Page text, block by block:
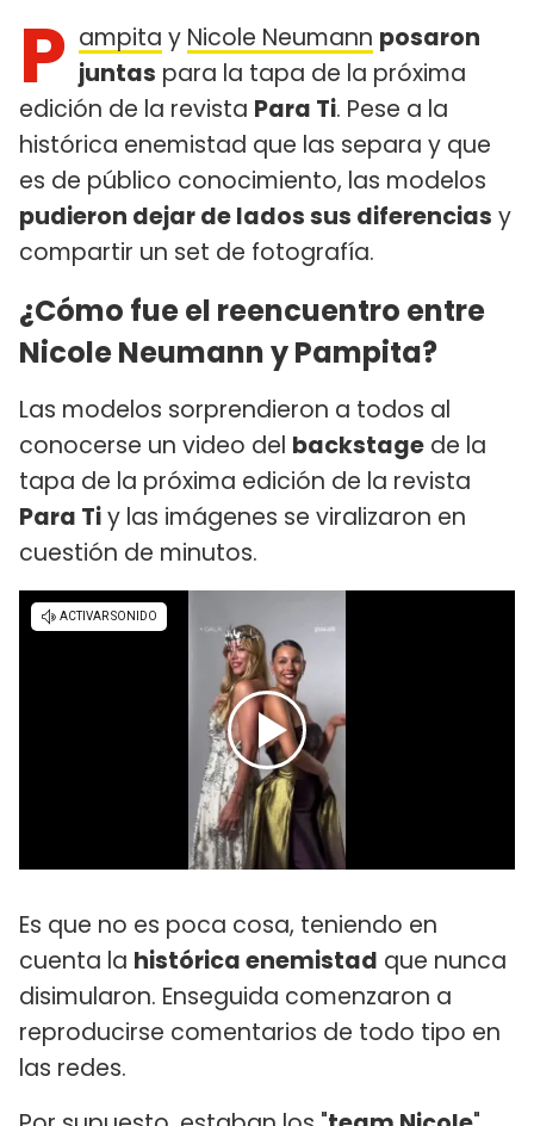
P ampita y Nicole Neumann posaron
juntas para la tapa de la próxima
edición de la revista Para Ti. Pese a la
histórica enemistad que las separa y que
es de público conocimiento, las modelos
pudieron dejar de lados sus diferencias y
compartir un set de fotografía.
¿Cómo fue el reencuentro entre
Nicole Neumann y Pampita?
Las modelos sorprendieron a todos al
conocerse un video del backstage de la
tapa de la próxima edición de la revista
Para Tiy las imágenes se viralizaron en
cuestión de minutos.
Es que no es poca cosa, teniendo en
cuenta la histórica enemistad que nunca
disimularon. Enseguida comenzaron a
reproducirse comentarios de todo tipo en
las redes.